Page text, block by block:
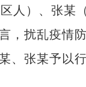
人）、张某
，扰乱疫情防
、张某予以